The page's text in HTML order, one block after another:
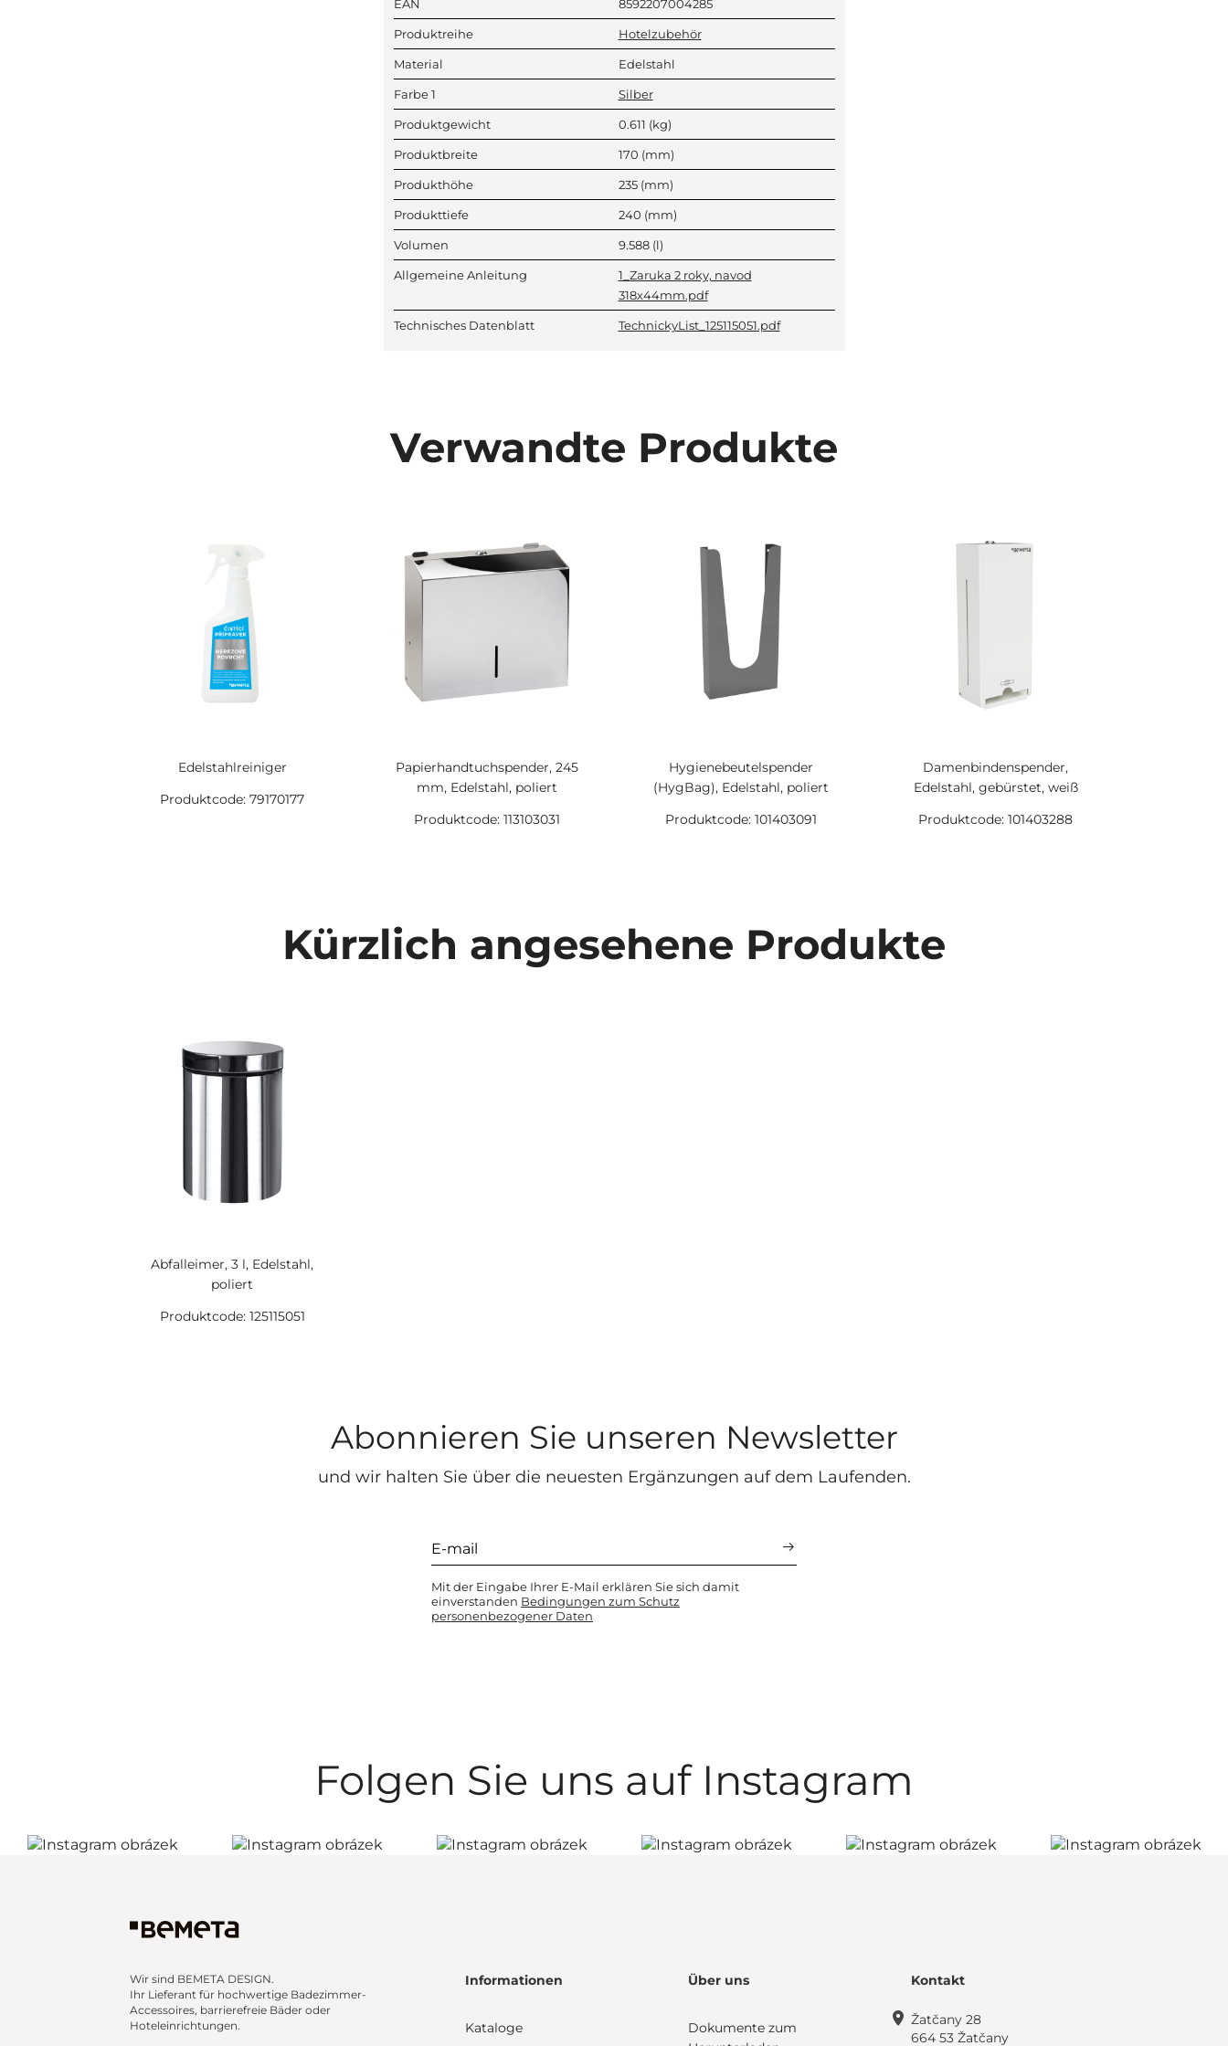
EAN 8592207004285
Produktreihe Hotelzubehör
Material Edelstahl
Farbe 1 Silber
Produktgewicht 0.611 (kg)
Produktbreite 170 (mm)
Produkthöhe 235 (mm)
Produkttiefe 240 (mm)
Volumen 9.588 (l)
Allgemeine Anleitung
1_Zaruka 2 roky, navod
318x44mm.pdf
Technisches Datenblatt TechnickyList_125115051.pdf
Verwandte Produkte
Edelstahlreiniger
Produktcode: 79170177
Papierhandtuchspender, 245
mm, Edelstahl, poliert
Produktcode: 113103031
Hygienebeutelspender
(HygBag), Edelstahl, poliert
Produktcode: 101403091
Damenbindenspender,
Edelstahl, gebürstet, weiß
Produktcode: 101403288
Kürzlich angesehene Produkte
Abfalleimer, 3 l, Edelstahl,
poliert
Produktcode: 125115051
Abonnieren Sie unseren Newsletter
und wir halten Sie über die neuesten Ergänzungen auf dem Laufenden.
Mit der Eingabe Ihrer E-Mail erklären Sie sich damit
einverstanden Bedingungen zum Schutz
personenbezogener Daten
Folgen Sie uns auf Instagram
Wir sind BEMETA DESIGN.
Ihr Lieferant für hochwertige Badezimmer-
Accessoires, barrierefreie Bäder oder
Hoteleinrichtungen.
Informationen
Kataloge
Über uns
Dokumente zum
Kontakt
Žatčany 28
664 53 Žatčany